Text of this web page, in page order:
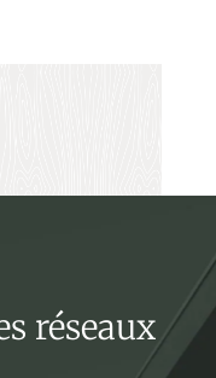
réseaux